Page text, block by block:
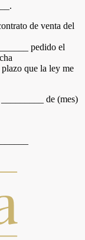
de venta del
pedido el
que la ley me
de (mes)